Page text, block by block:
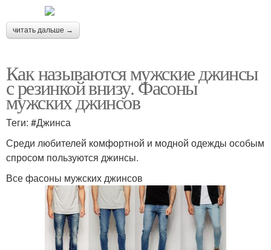
читать дальше →
Как называются мужские джинсы
с резинкой внизу. Фасоны
мужских джинсов
Теги: #Джинса
Среди любителей комфортной и модной одежды особым
спросом пользуются джинсы.
Все фасоны мужских джинсов